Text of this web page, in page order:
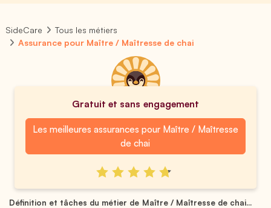
SideCare
Tous les métiers
Assurance pour Maître / Maîtresse de chai
Gratuit et sans engagement
Les meilleures assurances pour Maître / Maîtresse
de chai
Définition et tâches du métier de Maître / Maîtresse de chai...